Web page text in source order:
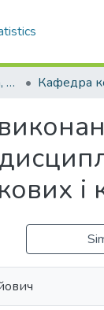
Факультет будівництва, архітектури та дизайну
і